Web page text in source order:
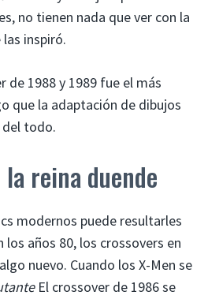
no tienen nada que ver con la
inspiró.
de 1988 y 1989 fue el más
que la adaptación de dibujos
todo.
la reina duende
modernos puede resultarles
años 80, los crossovers en
nuevo. Cuando los X-Men se
El crossover de 1986 se